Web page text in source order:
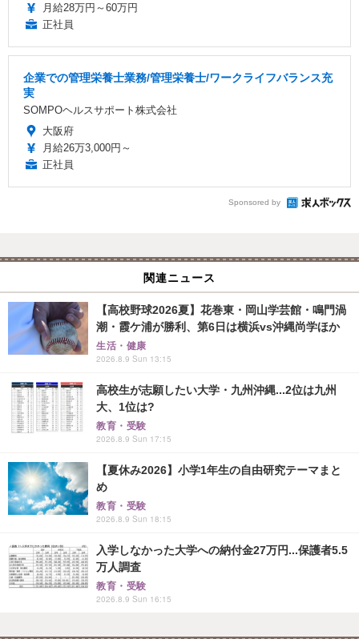
月給28万円～60万円
正社員
企業での管理栄養士業務/管理栄養士/ワークライフバランス充
実
SOMPOヘルスサポート株式会社
大阪府
月給26万3,000円～
正社員
Sponsored by
関連ニュース
【高校野球2026夏】花巻東・岡山学芸館・鳴門渦
潮・霞ケ浦が勝利、第6日は横浜vs沖縄尚学ほか
生活・健康
2026.8.9 Sun 13:15
高校生が志願したい大学・九州沖縄...2位は九州
大、1位は?
教育・受験
2026.8.9 Sun 17:15
【夏休み2026】小学1年生の自由研究テーマまと
め
教育・受験
2026.8.9 Sun 18:15
入学しなかった大学への納付金27万円...保護者5.5
万人調査
教育・受験
2026.8.9 Sun 16:15